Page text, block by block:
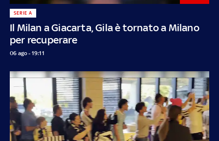
Il Milan a Giacarta, Gila è tornato a Milano
per recuperare
SERIE A
06 ago - 19:11